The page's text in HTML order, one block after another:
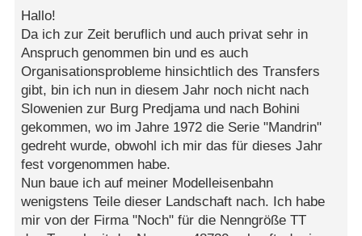
Hallo!
Da ich zur Zeit beruflich und auch privat sehr in
Anspruch genommen bin und es auch
Organisationsprobleme hinsichtlich des Transfers
gibt, bin ich nun in diesem Jahr noch nicht nach
Slowenien zur Burg Predjama und nach Bohini
gekommen, wo im Jahre 1972 die Serie "Mandrin"
gedreht wurde, obwohl ich mir das für dieses Jahr
fest vorgenommen habe.
Nun baue ich auf meiner Modelleisenbahn
wenigstens Teile dieser Landschaft nach. Ich habe
mir von der Firma "Noch" für die Nenngröße TT